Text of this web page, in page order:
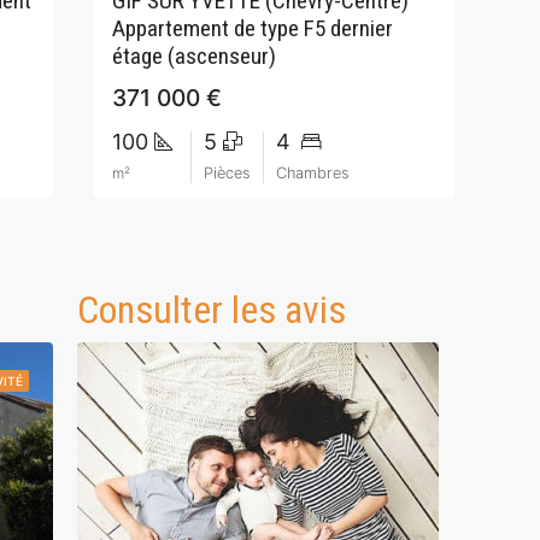
Appartement de type F5 dernier
étage (ascenseur)
371 000 €
100
m²
5
Pièces
4
Chambres
Consulter les avis